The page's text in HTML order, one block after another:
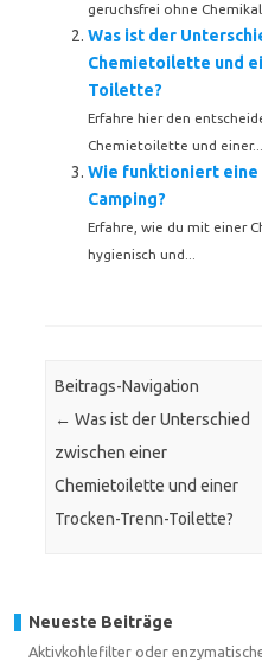
geruchsfrei ohne
Was ist der
Chemietoilette und
Toilette?
Erfahre hier den
Chemietoilette und einer...
Wie funktioniert
Camping?
Erfahre, wie du mit einer
hygienisch und...
Beitrags-Navigation
← Was ist der Unterschied
zwischen einer
Chemietoilette und einer
Trocken-Trenn-Toilette?
Neueste Beiträge
Aktivkohlefilter oder